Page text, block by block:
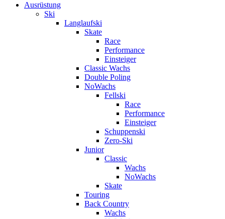
Ausrüstung
Ski
Langlaufski
Skate
Race
Performance
Einsteiger
Classic Wachs
Double Poling
NoWachs
Fellski
Race
Performance
Einsteiger
Schuppenski
Zero-Ski
Junior
Classic
Wachs
NoWachs
Skate
Touring
Back Country
Wachs